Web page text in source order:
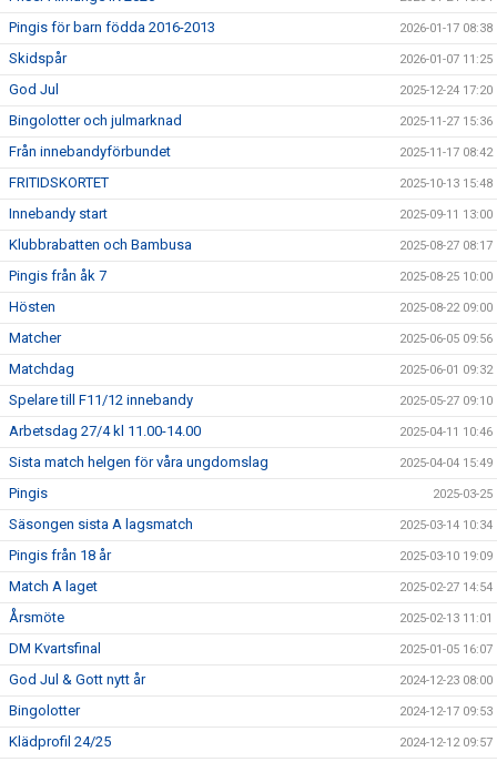
Pingis för barn födda 2016-2013 2026-01-17 08:38
Skidspår 2026-01-07 11:25
God Jul 2025-12-24 17:20
Bingolotter och julmarknad 2025-11-27 15:36
Från innebandyförbundet 2025-11-17 08:42
FRITIDSKORTET 2025-10-13 15:48
Innebandy start 2025-09-11 13:00
Klubbrabatten och Bambusa 2025-08-27 08:17
Pingis från åk 7 2025-08-25 10:00
Hösten 2025-08-22 09:00
Matcher 2025-06-05 09:56
Matchdag 2025-06-01 09:32
Spelare till F11/12 innebandy 2025-05-27 09:10
Arbetsdag 27/4 kl 11.00-14.00 2025-04-11 10:46
Sista match helgen för våra ungdomslag 2025-04-04 15:49
Pingis 2025-03-25
Säsongen sista A lagsmatch 2025-03-14 10:34
Pingis från 18 år 2025-03-10 19:09
Match A laget 2025-02-27 14:54
Årsmöte 2025-02-13 11:01
DM Kvartsfinal 2025-01-05 16:07
God Jul & Gott nytt år 2024-12-23 08:00
Bingolotter 2024-12-17 09:53
Klädprofil 24/25 2024-12-12 09:57